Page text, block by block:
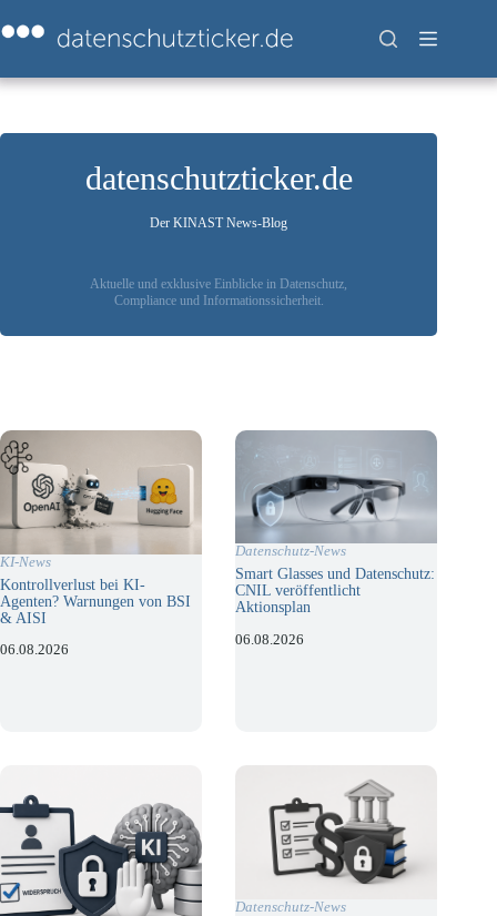
Inhalt
springen
datenschutzticker.de
Der KINAST News-Blog
Aktuelle und exklusive Einblicke in Datenschutz,
Compliance und Informationssicherheit.
KI-News
Kontrollverlust bei KI-
Agenten? Warnungen von BSI
& AISI
06.08.2026
Datenschutz-News
Smart Glasses und Datenschutz:
CNIL veröffentlicht
Aktionsplan
06.08.2026
Datenschutz-News